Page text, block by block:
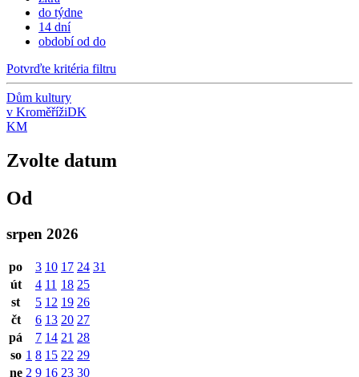
do týdne
14 dní
období od do
Potvrďte kritéria filtru
Dům kultury
v KroměřížiDK
KM
Zvolte datum
Od
srpen 2026
po 3 10 17 24 31
út
4 11 18 25
st
5 12 19 26
čt
6 13 20 27
pá
7 14 21 28
so 1 8 15 22 29
ne 2 9 16 23 30